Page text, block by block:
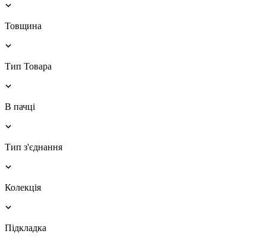
Товщина
Тип Товара
В пачці
Тип з'єднання
Колекція
Підкладка